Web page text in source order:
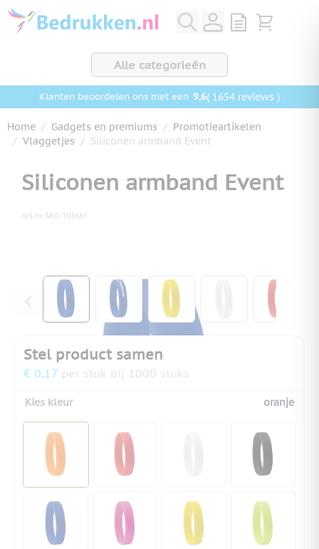
Ga naar de inhoud
View quote,
Bekijk
Alle categorieën
Klanten beoordelen ons met een 9,6( 1654 reviews )
Home / Gadgets en premiums / Promotieartikelen
/ Vlaggetjes / Siliconen armband Event
Siliconen armband Event
Art.nr. MO-101681
View larger image
View larger imageView larger image
View larger
Stel product samen
€ 0,17 per stuk bij 1000 stuks
Kies kleur oranje